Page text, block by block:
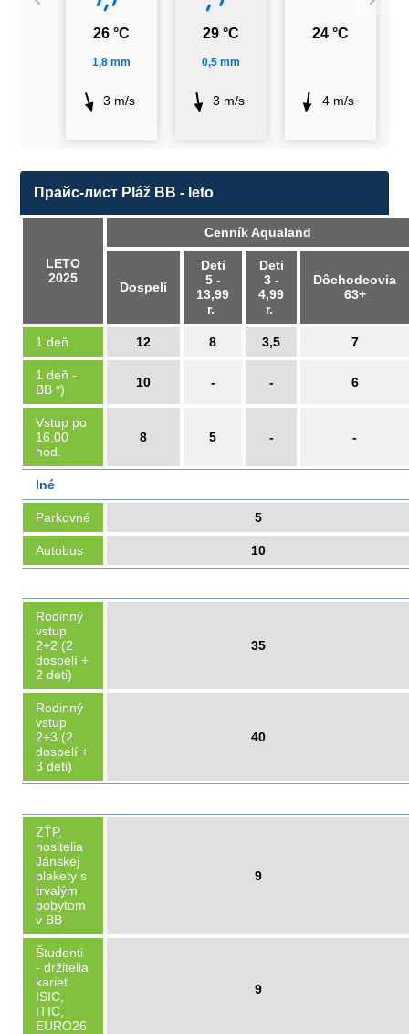
26 °C
1,8 mm
3 m/s
29 °C
0,5 mm
3 m/s
24 °C
4 m/s
Прайс-лист Pláž BB - leto
LETO
2025
Cenník Aqualand
Dospelí
Deti
5 -
13,99
r.
Deti
3 -
4,99
r.
Dôchodcovia
63+
1 deň 12 8 3,5 7
1 deň -
BB *)
10 - - 6
Vstup po
16.00
hod.
8 5 - -
Iné
Parkovné 5
Autobus 10
Rodinný
vstup
2+2 (2
dospelí +
2 deti)
35
Rodinný
vstup
2+3 (2
dospelí +
3 deti)
40
ZŤP,
nositelia
Jánskej
plakety s
trvalým
pobytom
v BB
9
Študenti
- držitelia
kariet
ISIC,
ITIC,
EURO26
9